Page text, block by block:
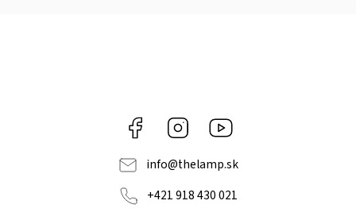
Facebook Instagram
info@thelamp.sk
+421 918 430 021